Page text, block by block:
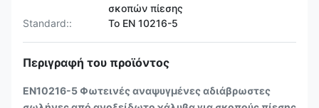
σκοπών πίεσης
Standard::
Το EN 10216-5
Περιγραφή του προϊόντος
EN10216-5 Φωτεινές αναψυγμένες αδιάβρωστες